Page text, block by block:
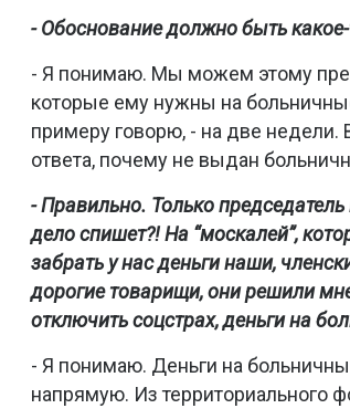
- Обоснование должно быть
- Я понимаю. Мы можем этому
которые ему нужны на
примеру говорю, - на две недели.
ответа, почему не выдан
- Правильно. Только
дело спишет?! На “москалей”,
забрать у нас деньги наши,
дорогие товарищи, они решили
отключить соцстрах, деньги на
- Я понимаю. Деньги на
напрямую. Из территориального